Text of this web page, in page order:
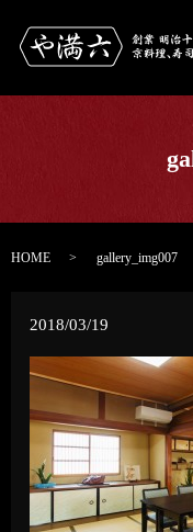
HOME gallery_img007
2018/03/19